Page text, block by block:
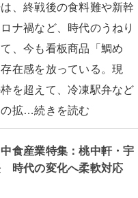
、終戦後の食料難や新幹
ナ禍など、時代のうねり
、今も看板商品「鯛め
在感を放っている。現
を超えて、冷凍駅弁など
拡…続きを読む
食産業特集：桃中軒・宇
時代の変化へ柔軟対応